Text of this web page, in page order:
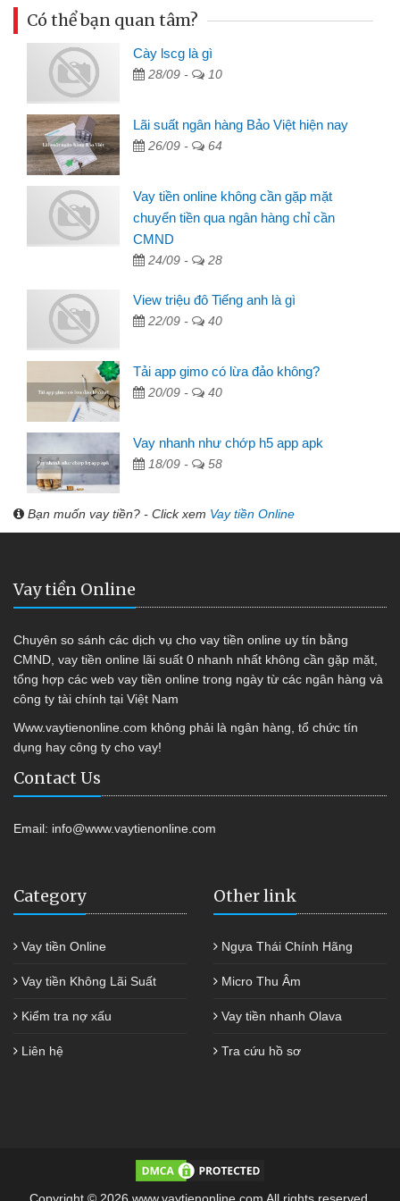
Có thể bạn quan tâm?
Cày lscg là gì
28/09 - 10
Lãi suất ngân hàng Bảo Việt hiện nay
26/09 - 64
Vay tiền online không cần gặp mặt
chuyển tiền qua ngân hàng chỉ cần
CMND
24/09 - 28
View triệu đô Tiếng anh là gì
22/09 - 40
Tải app gimo có lừa đảo không?
20/09 - 40
Vay nhanh như chớp h5 app apk
18/09 - 58
Bạn muốn vay tiền? - Click xem Vay tiền Online
Vay tiền Online
Chuyên so sánh các dịch vụ cho vay tiền online uy tín bằng
CMND, vay tiền online lãi suất 0 nhanh nhất không cần gặp mặt,
tổng hợp các web vay tiền online trong ngày từ các ngân hàng và
công ty tài chính tại Việt Nam
Www.vaytienonline.com không phải là ngân hàng, tổ chức tín
dụng hay công ty cho vay!
Contact Us
Email: info@www.vaytienonline.com
Category
Vay tiền Online
Vay tiền Không Lãi Suất
Kiểm tra nợ xấu
Liên hệ
Other link
Ngựa Thái Chính Hãng
Micro Thu Âm
Vay tiền nhanh Olava
Tra cứu hồ sơ